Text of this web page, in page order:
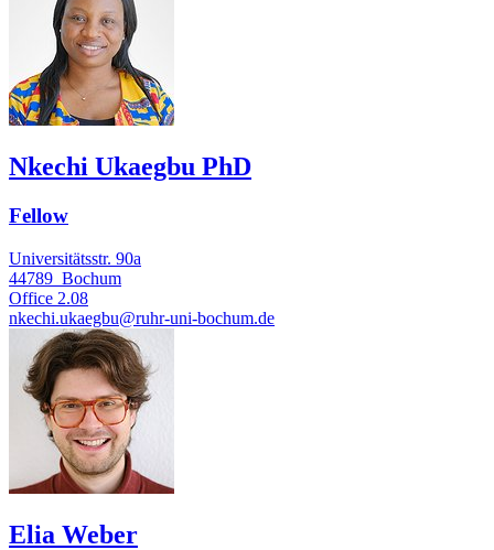
Nkechi Ukaegbu PhD
Fellow
Universitätsstr. 90a
44789 Bochum
Office 2.08
nkechi.ukaegbu@ruhr-uni-bochum.de
Elia Weber